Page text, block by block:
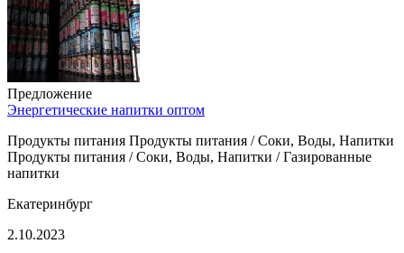
Предложение
Энергетические напитки оптом
Продукты питания Продукты питания / Соки, Воды, Напитки
Продукты питания / Соки, Воды, Напитки / Газированные
напитки
Екатеринбург
2.10.2023